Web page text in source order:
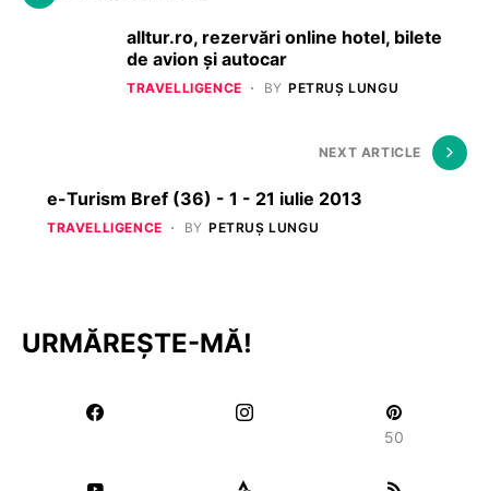
alltur.ro, rezervări online hotel, bilete
de avion și autocar
TRAVELLIGENCE BY PETRUȘ LUNGU
NEXT ARTICLE
e-Turism Bref (36) - 1 - 21 iulie 2013
TRAVELLIGENCE BY PETRUȘ LUNGU
URMĂREȘTE-MĂ!
50